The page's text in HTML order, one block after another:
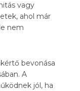
vagy
ahol már
nem
bevonása
A
jól, ha